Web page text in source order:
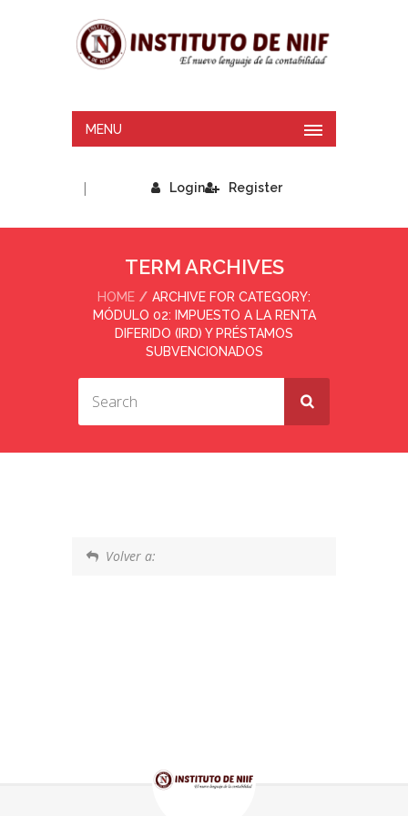
MENU
Login
| Register
TERM ARCHIVES
HOME
ARCHIVE FOR CATEGORY:
MÓDULO 02: IMPUESTO A LA RENTA
DIFERIDO (IRD) Y PRÉSTAMOS
SUBVENCIONADOS
Volver a: